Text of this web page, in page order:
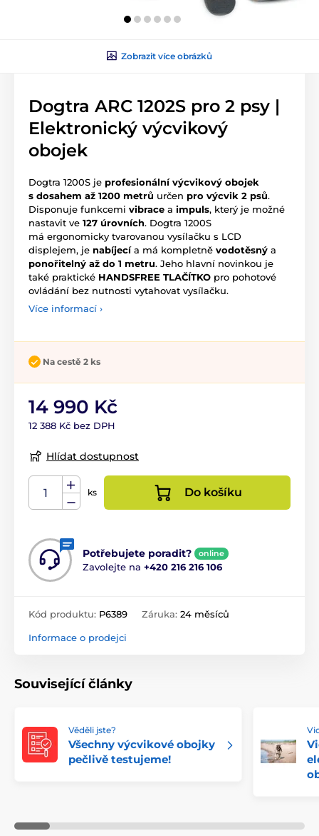
Zobrazit více obrázků
Dogtra ARC 1202S pro 2 psy |
Elektronický výcvikový
obojek
Dogtra 1200S je profesionální výcvikový obojek
s dosahem až 1200 metrů určen pro výcvik 2 psů.
Disponuje funkcemi vibrace a impuls, který je možné
nastavit ve 127 úrovních. Dogtra 1200S
má ergonomicky tvarovanou vysílačku s LCD
displejem, je nabíjecía má kompletně vodotěsný a
ponořitelný až do 1 metru. Jeho hlavní novinkou je
také praktické HANDSFREE TLAČÍTKO pro pohotové
ovládání bez nutnosti vytahovat vysílačku.
Více informací ›
Na cestě 2 ks
14 990 Kč
12 388 Kč bez DPH
Hlídat dostupnost
ks Do košíku
Potřebujete poradit? online
Zavolejte na +420 216 216 106
Kód produktu: P6389 Záruka: 24 měsíců
Informace o prodejci
Související články
Věděli jste?
Všechny výcvikové obojky
pečlivě testujeme!